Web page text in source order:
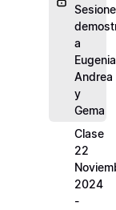
a
Andrea
y
Gema
Clase
22
2024
-